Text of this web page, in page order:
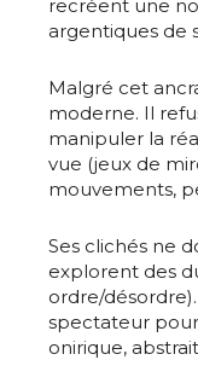
recréent une
argentiques de
Malgré cet
moderne. Il
manipuler la
vue (jeux de
mouvements,
Ses clichés ne
explorent des
ordre/
spectateur
onirique,